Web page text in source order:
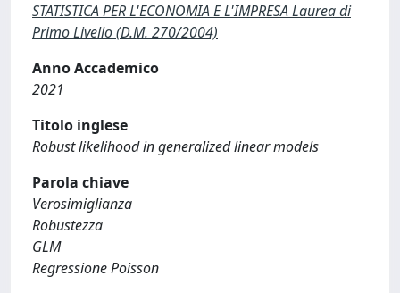
STATISTICA PER L'ECONOMIA E L'IMPRESA Laurea di
Primo Livello (D.M. 270/2004)
Anno Accademico
2021
Titolo inglese
Robust likelihood in generalized linear models
Parola chiave
Verosimiglianza
Robustezza
GLM
Regressione Poisson